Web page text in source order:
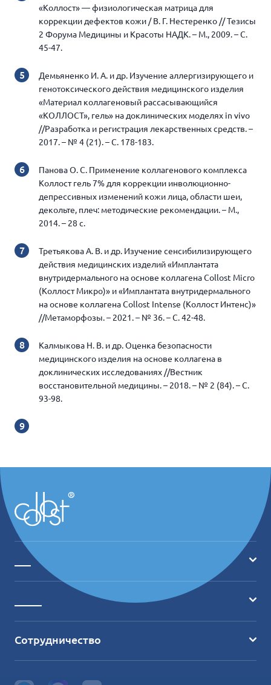
«Коллост» — физиологическая матрица для
коррекции дефектов кожи / В. Г. Нестеренко // Тезисы
2 Форума Медицины и Красоты НАДК. – М., 2009. – С.
45-47.
Демьяненко И. А. и др. Изучение аллергизирующего и
генотоксического действия медицинского изделия
«Материал коллагеновый рассасывающийся
«КОЛЛОСТ», гель» на доклинических моделях in vivo
//Разработка и регистрация лекарственных средств. –
2017. – № 4 (21). – С. 178-183.
Панова О. С. Применение коллагенового комплекса
Коллост гель 7% для коррекции инволюционно-
депрессивных изменений кожи лица, области шеи,
декольте, плеч: методические рекомендации. – М.,
2014. – 28 с.
Третьякова А. В. и др. Изучение сенсибилизирующего
действия медицинских изделий «Имплантата
внутридермального на основе коллагена Collost Micro
(Коллост Микро)» и «Имплантата внутридермального
на основе коллагена Collost Intense (Коллост Интенс)»
//Метаморфозы. – 2021. – № 36. – С. 42-48.
Калмыкова Н. В. и др. Оценка безопасности
медицинского изделия на основе коллагена в
доклинических исследованиях //Вестник
восстановительной медицины. – 2018. – № 2 (84). – С.
93-98.
О продукте
Обучение
Сотрудничество